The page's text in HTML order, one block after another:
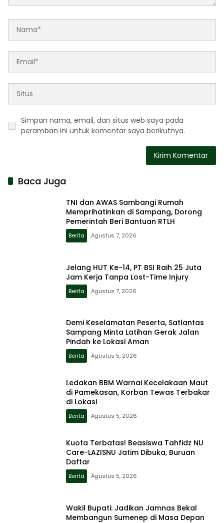
Simpan nama, email, dan situs web saya pada
peramban ini untuk komentar saya berikutnya.
Baca Juga
TNI dan AWAS Sambangi Rumah
Memprihatinkan di Sampang, Dorong
Pemerintah Beri Bantuan RTLH
Berita Agustus 7, 2026
Jelang HUT Ke-14, PT BSI Raih 25 Juta
Jam Kerja Tanpa Lost-Time Injury
Berita Agustus 7, 2026
Demi Keselamatan Peserta, Satlantas
Sampang Minta Latihan Gerak Jalan
Pindah ke Lokasi Aman
Berita Agustus 5, 2026
Ledakan BBM Warnai Kecelakaan Maut
di Pamekasan, Korban Tewas Terbakar
di Lokasi
Berita Agustus 5, 2026
Kuota Terbatas! Beasiswa Tahfidz NU
Care-LAZISNU Jatim Dibuka, Buruan
Daftar
Berita Agustus 5, 2026
Wakil Bupati: Jadikan Jamnas Bekal
Membangun Sumenep di Masa Depan